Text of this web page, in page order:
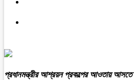
প্রধানমন্ত্রীর আশ্রয়ন প্রকল্পের আওতায় আসতে